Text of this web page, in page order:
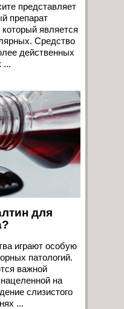
представляет
препарат
является
Средство
действенных
...
для
играют особую
патологий.
важной
на
слизистого
...